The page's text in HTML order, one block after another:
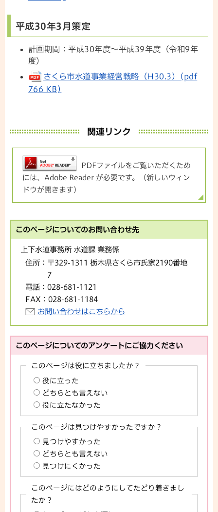
平成30年3月策定
計画期間：平成30年度～平成39年度（令和9年
度）
さくら市水道事業経営戦略（H30.3）(pdf
766 KB)
関連リンク
PDFファイルをご覧いただくため
には、Adobe Reader が必要です。（新しいウィン
ドウが開きます）
このページについてのお問い合わせ先
上下水道事務所 水道課 業務係
住所： 〒329-1311 栃木県さくら市氏家2190番地
7
電話： 028-681-1121
FAX： 028-681-1184
お問い合わせはこちらから
このページについてのアンケートにご協力ください
このページは役に立ちましたか？
役に立った
どちらとも言えない
役に立たなかった
このページは見つけやすかったですか？
見つけやすかった
どちらとも言えない
見つけにくかった
このページにはどのようにしてたどり着きまし
たか？